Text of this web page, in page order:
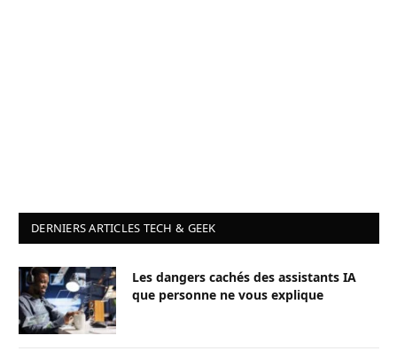
DERNIERS ARTICLES TECH & GEEK
Les dangers cachés des assistants IA
que personne ne vous explique